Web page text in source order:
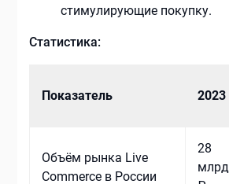
стимулирующие покупку.
Статистика:
Показатель 2023
Объём рынка Live
Commerce в России
28
млрд